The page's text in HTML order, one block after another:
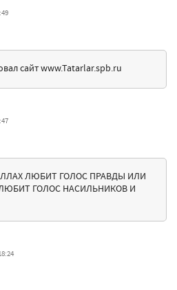
сайт www.Tatarlar.spb.ru
ЛЮБИТ ГОЛОС ПРАВДЫ ИЛИ
ГОЛОС НАСИЛЬНИКОВ И